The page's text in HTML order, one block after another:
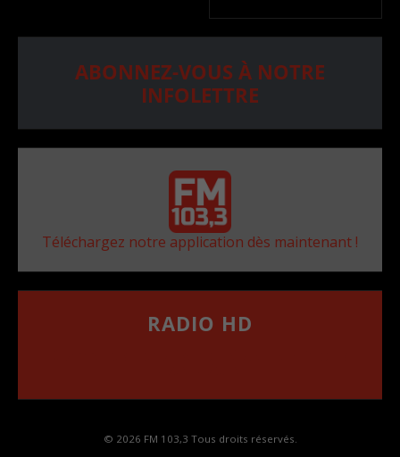
ABONNEZ-VOUS À NOTRE
INFOLETTRE
Téléchargez notre application dès maintenant !
RADIO HD
© 2026 FM 103,3 Tous droits réservés.